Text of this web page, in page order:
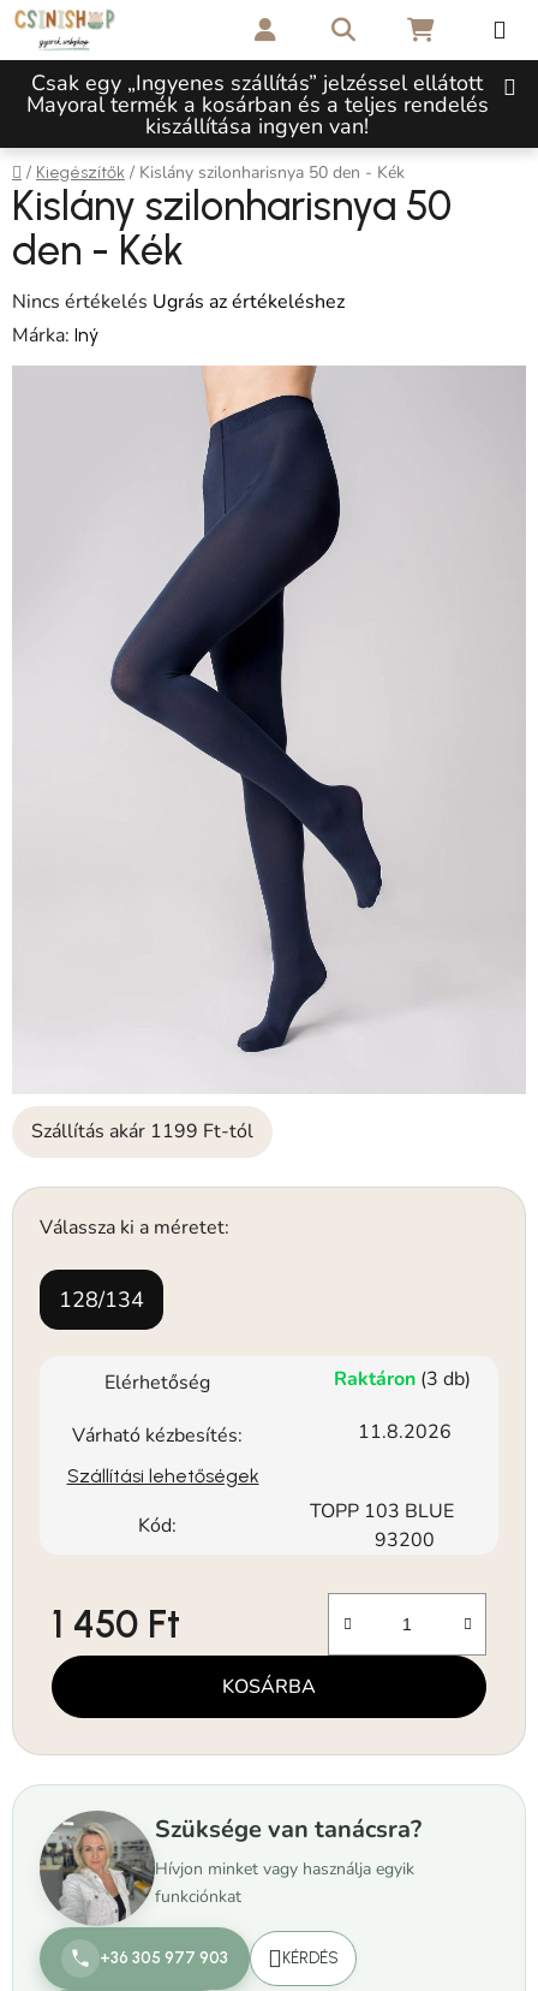
Ugrás a fő tartalomhoz
Csak egy „Ingyenes szállítás” jelzéssel ellátott
Mayoral termék a kosárban és a teljes rendelés
kiszállítása ingyen van!
KeresésKOSÁR
Kezdőlap
/ Kiegészítők / Kislány szilonharisnya 50 den - Kék
Szállítás akár 1199 Ft-tól
Válassza ki a méretet:
128/134
Elérhetőség Raktáron (3 db)
Várható kézbesítés: 11.8.2026
Szállítási lehetőségek
Kód:
TOPP 103 BLUE
93200
1 450 Ft
Egységár:
KOSÁRBA
Szüksége van tanácsra?
Hívjon minket vagy használja egyik
funkciónkat
+36 305 977 903 KÉRDÉS
Kislány szilonharisnya 50
den - Kék
A termék átlagos értékelése 5-ből 0,0 csillag.
Nincs értékelés Ugrás az értékeléshez
Márka: Iný